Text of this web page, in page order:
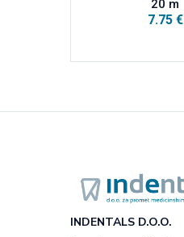
20 m
7.75 €
INDENTALS D.O.O.